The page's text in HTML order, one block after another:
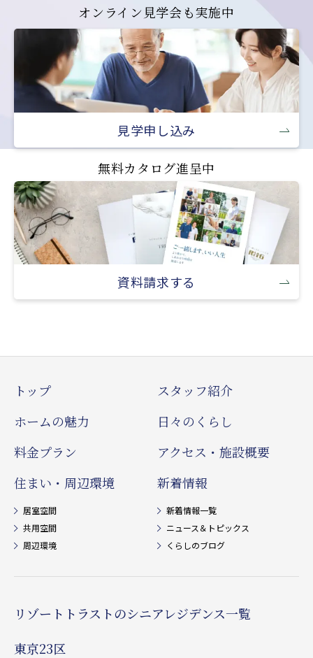
オンライン見学会も実施中
見学申し込み
無料カタログ進呈中
資料請求する
トップ
ホームの魅力
料金プラン
住まい・周辺環境
居室空間
共用空間
周辺環境
スタッフ紹介
日々のくらし
アクセス・施設概要
新着情報
新着情報一覧
ニュース＆トピックス
くらしのブログ
リゾートトラストのシニアレジデンス一覧
東京23区